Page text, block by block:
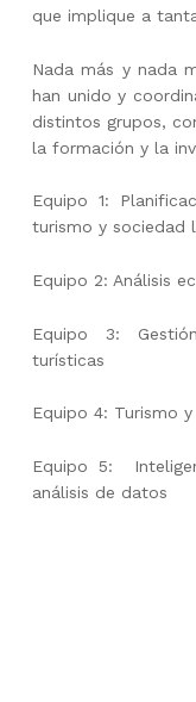
que implique a
Nada más y nada
han unido y
distintos grupos,
la formación y la
Equipo 1:
turismo y sociedad
Equipo 2: Análisis
Equipo 3:
turísticas
Equipo 4: Turismo
Equipo 5:
análisis de datos